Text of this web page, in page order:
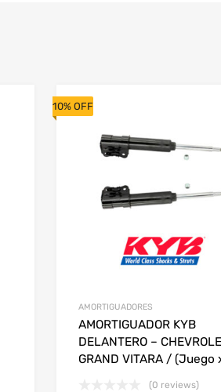
10% OFF
AMORTIGUADORES
AMORTIGUADOR KYB
DELANTERO –
GRAND VITARA / (Juego
(0 reviews)